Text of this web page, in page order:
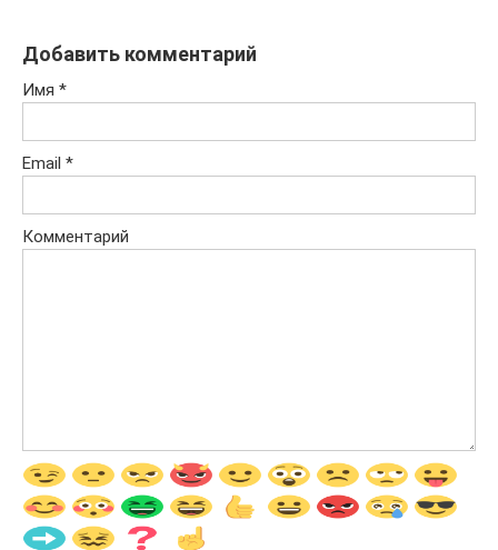
Добавить комментарий
Имя *
Email *
Комментарий